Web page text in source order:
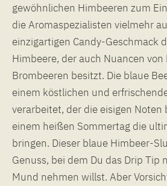
gewöhnlichen Himbeeren zum
die Aromaspezialisten vielmehr
einzigartigen Candy-Geschmack
Himbeere, der auch Nuancen
Brombeeren besitzt. Die blaue
einem köstlichen und
verarbeitet, der die eisigen Noten
einem heißen Sommertag die
bringen. Dieser blaue Himbeer-
Genuss, bei dem Du das Drip Tip
Mund nehmen willst. Aber